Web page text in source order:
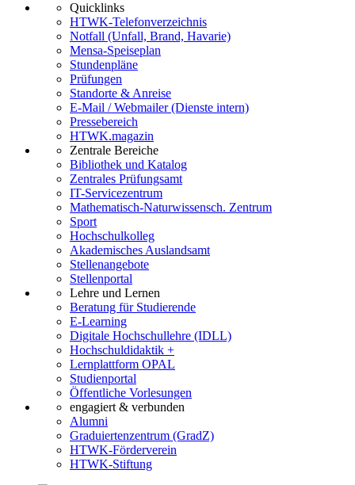
Quicklinks
HTWK-Telefonverzeichnis
Notfall (Unfall, Brand, Havarie)
Mensa-Speiseplan
Stundenpläne
Prüfungen
Standorte & Anreise
E-Mail / Webmailer (Dienste intern)
Pressebereich
HTWK.magazin
Zentrale Bereiche
Bibliothek und Katalog
Zentrales Prüfungsamt
IT-Servicezentrum
Mathematisch-Naturwissensch. Zentrum
Sport
Hochschulkolleg
Akademisches Auslandsamt
Stellenangebote
Stellenportal
Lehre und Lernen
Beratung für Studierende
E-Learning
Digitale Hochschullehre (IDLL)
Hochschuldidaktik +
Lernplattform OPAL
Studienportal
Öffentliche Vorlesungen
engagiert & verbunden
Alumni
Graduiertenzentrum (GradZ)
HTWK-Förderverein
HTWK-Stiftung